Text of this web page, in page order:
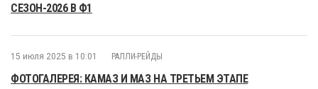
СЕЗОН-2026 В Ф1
15 июля 2025 в 10:01 РАЛЛИ-РЕЙДЫ
ФОТОГАЛЕРЕЯ: КАМАЗ И МАЗ НА ТРЕТЬЕМ ЭТАПЕ